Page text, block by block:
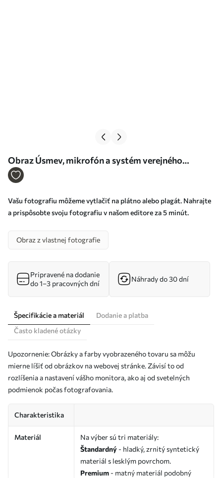
Obraz Úsmev, mikrofón a systém verejného
rozhlasu Nr. s33370
Vašu fotografiu môžeme vytlačiť na plátno alebo plagát. Nahrajte
a prispôsobte svoju fotografiu v našom editore za 5 minút.
Obraz z vlastnej fotografie
Pripravené na dodanie
do 1–3 pracovných dní
Náhrady do 30 dní
Špecifikácie a materiál
Dodanie a platba
Často kladené otázky
Upozornenie: Obrázky a farby vyobrazeného tovaru sa môžu
mierne líšiť od obrázkov na webovej stránke. Závisí to od
rozlíšenia a nastavení vášho monitora, ako aj od svetelných
podmienok počas fotografovania.
Charakteristika
Materiál
Na výber sú tri materiály:
Štandardný - hladký, zrnitý syntetický
materiál s lesklým povrchom.
Premium - matný materiál podobný